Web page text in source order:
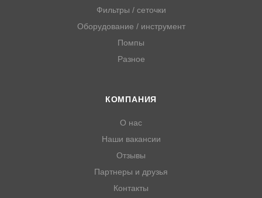
Фильтры / сеточки
Оборудование / инструмент
Помпы
Разное
КОМПАНИЯ
О нас
Наши вакансии
Отзывы
Партнеры и друзья
Контакты